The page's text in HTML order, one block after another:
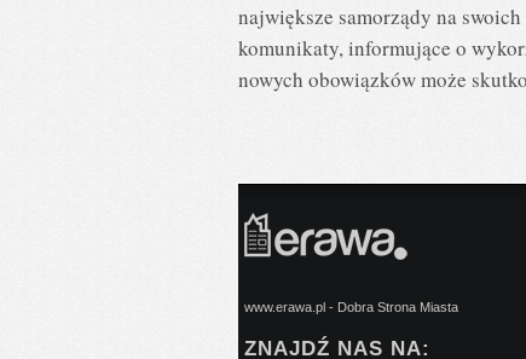
największe samorządy na
komunikaty, informujące o
nowych obowiązków może
www.erawa.pl - Dobra Strona Miasta
ZNAJDŹ NAS NA: